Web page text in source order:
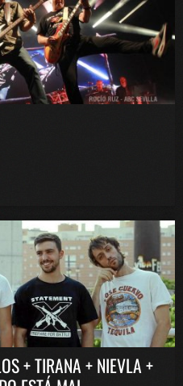
+ TIRANA + NIEVLA +